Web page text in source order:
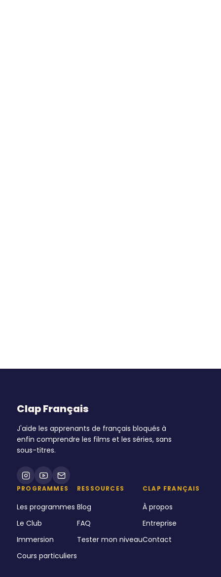
Clap Français
J'aide les apprenants de français bloqués à
enfin comprendre les films et les séries, sans
sous-titres.
PROGRAMMES
Les programmes
Le Club
Immersion
Cours particuliers
RESSOURCES
Blog
FAQ
Tester mon niveau
CLAP FRANÇAIS
À propos
Entreprise
Contact